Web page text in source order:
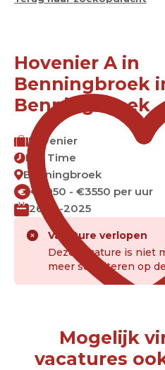
Hovenier A in
Benningbroek
Benningbroek
Hovenier
Full Time
Benningbroek
€ €2950 - €3550 per uur
26-10-2025
Vacature verlopen
Deze vacature is niet
meer solliciteren op
Mogelijk
vacatures